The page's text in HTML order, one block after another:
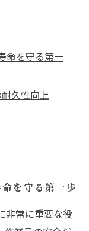
命を守る第一
久性向上
成功事例
える業界の常
を守る第一歩
非常に重要な役